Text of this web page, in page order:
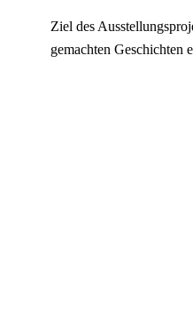
Ziel des
gemachten Geschichten